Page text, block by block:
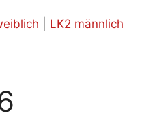
LK2 männlich